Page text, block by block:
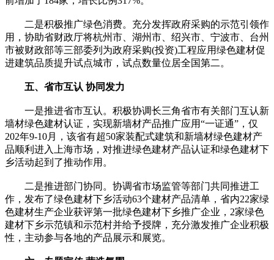
二是积极推广绿色消费。充分发挥政府采购的示范引领作
用，协助省财政厅将杭州市、湖州市、绍兴市、宁波市、台州
市被财政部等三部委列为政府采购(投资)工程应用绿色建材促
进建筑品质提升试点城市，试点数量位居全国第二。
五、省市互认 协同发力
一是推进省市互认。积极协调长三角省市有关部门互认新
墙材绿色建材认证，实现新墙材产品推广应用“一证通”，仅
202年9-10月，该省有超50家装配式建筑和新墙材绿色建材产
品顺利进入上海市场，对推进绿色建材产品认证和绿色建材下
乡活动起到了推动作用。
二是推进部门协同。协调省市场监管等部门共同推进工
作，发布了绿色建材下乡活动63个建材产品清单，省内22家绿
色建材生产企业获评第一批绿色建材下乡推广企业，2家绿色
建材下乡示范镇和示范村并给予授牌，充分激发推广企业积极
性，主动参与各地的产品展示和展览。